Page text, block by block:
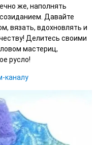
же, наполнять
Давайте
вязать, вдохновлять и
Делитесь своими
мастериц,
русло!
каналу